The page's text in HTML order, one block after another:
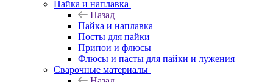
Пайка и наплавка
Назад
Пайка и наплавка
Посты для пайки
Припои и флюсы
Флюсы и пасты для пайки и лужения
Сварочные материалы